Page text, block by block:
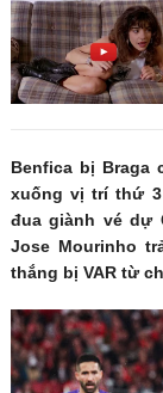
Benfica bị Braga
xuống vị trí thứ
đua giành vé dự
Jose Mourinho
thắng bị VAR từ